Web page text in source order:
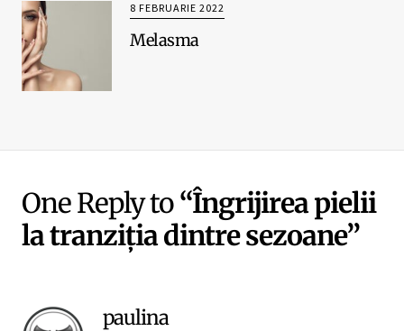
8 FEBRUARIE 2022
Melasma
One Reply to“Îngrijirea pielii
la tranziția dintre sezoane”
paulina